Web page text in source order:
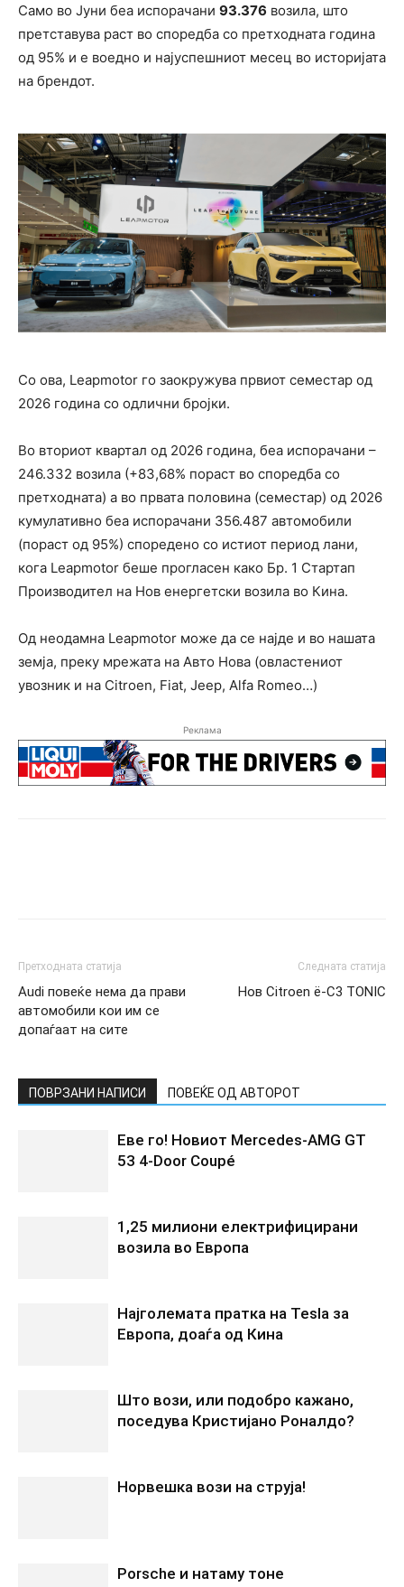
Само во Јуни беа испорачани 93.376 возила, што
претставува раст во споредба со претходната година
од 95% и е воедно и најуспешниот месец во историјата
нa брендот.
Со ова, Leapmotor го заокружува првиот семестар од
2026 година со одлични бројки.
Во вториот квартал од 2026 година, беа испорачани –
246.332 возила (+83,68% пораст во споредба со
претходната) а во првата половина (семестар) од 2026
кумулативно беа испорачани 356.487 автомобили
(пораст од 95%) споредено со истиот период лани,
кога Leapmotor беше прогласен како Бр. 1 Стартап
Производител на Нов енергетски возила во Кина.
Од неодамна Leapmotor може да се најде и во нашата
земја, преку мрежата на Авто Нова (овластениот
увозник и на Citroen, Fiat, Jeep, Alfa Romeo…)
Реклама
Претходната статија
Audi повеќе нема да прави
автомобили кои им се
допаѓаат на сите
Следната статија
Нов Citroen ë-C3 TONIC
ПОВРЗАНИ НАПИСИ ПОВЕЌЕ ОД АВТОРОТ
Еве го! Новиот Mercedes‑AMG GT
53 4‑Door Coupé
1,25 милиони електрифицирани
возила во Европа
Најголемата пратка на Tesla за
Европа, доаѓа од Кина
Што вози, или подобро кажано,
поседува Кристијано Роналдо?
Норвешка вози на струја!
Porsche и натаму тоне